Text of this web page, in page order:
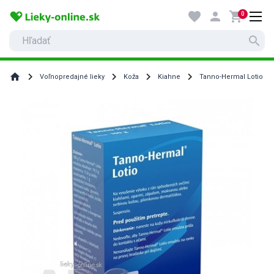
search
favorite person shopping_cart0
home Voľnopredajné lieky Koža Kiahne Tanno-Hermal Lotio